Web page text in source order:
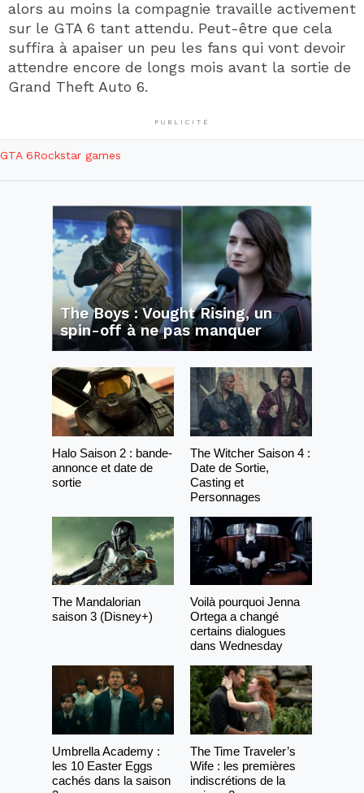
alors au moins la compagnie travaille activement
sur le GTA 6 tant attendu. Peut-être que cela
suffira à apaiser un peu les fans qui vont devoir
attendre encore de longs mois avant la sortie de
Grand Theft Auto 6.
PUBLICITÉ
GTA 6Rockstar games
The Boys : Vought Rising, un
spin-off à ne pas manquer
Halo Saison 2 : bande-
annonce et date de
sortie
The Witcher Saison 4 :
Date de Sortie,
Casting et
Personnages
The Mandalorian
saison 3 (Disney+)
Voilà pourquoi Jenna
Ortega a changé
certains dialogues
dans Wednesday
Umbrella Academy :
les 10 Easter Eggs
cachés dans la saison
The Time Traveler’s
Wife : les premières
indiscrétions de la